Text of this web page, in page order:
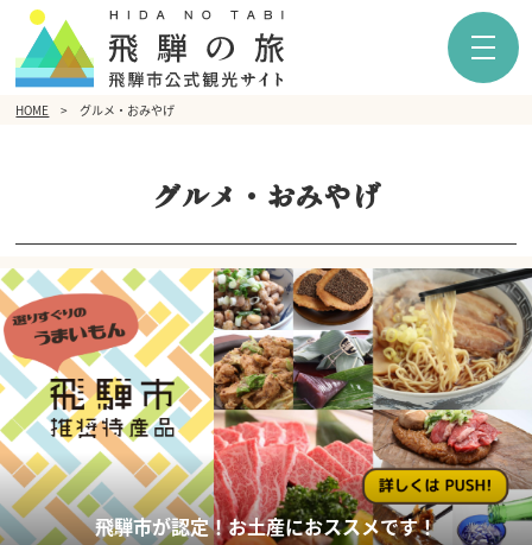
HOME グルメ・おみやげ
グルメ・おみやげ
飛騨市が認定！お土産におススメです！